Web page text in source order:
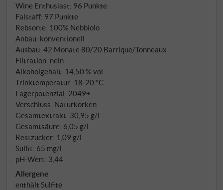
Wine Enthusiast: 96 Punkte
Falstaff: 97 Punkte
Rebsorte: 100% Nebbiolo
Anbau: konventionell
Ausbau: 42 Monate 80/20 Barrique/Tonneaux
Filtration: nein
Alkoholgehalt: 14,50 % vol
Trinktemperatur: 18‑20 °C
Lagerpotenzial: 2049+
Verschluss: Naturkorken
Gesamtextrakt: 30,95 g/l
Gesamtsäure: 6,05 g/l
Restzucker: 1,09 g/l
Sulfit: 65 mg/l
pH-Wert: 3,44
Allergene
enthält Sulfite